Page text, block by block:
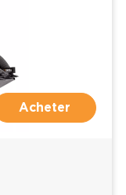
Acheter